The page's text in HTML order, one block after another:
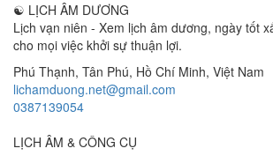
☯ LỊCH ÂM DƯƠNG
Lịch vạn niên - Xem lịch âm dương, ngày tốt
cho mọi việc khởi sự thuận lợi.
Phú Thạnh, Tân Phú, Hồ Chí Minh, Việt Nam
lichamduong.net@gmail.com
0387139054
LỊCH ÂM & CÔNG CỤ